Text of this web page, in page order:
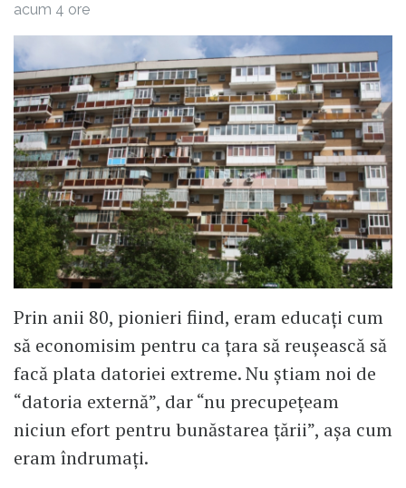
acum 4 ore
Prin anii 80, pionieri fiind, eram educați cum
să economisim pentru ca țara să reușească să
facă plata datoriei extreme. Nu știam noi de
“datoria externă”, dar “nu precupețeam
niciun efort pentru bunăstarea țării”, așa cum
eram îndrumați.